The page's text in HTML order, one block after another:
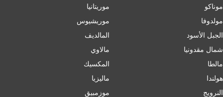
موناكو
مولدوفا
الجبل الأسود
شمال مقدونيا
مالطا
هولندا
النرويج
موريتانيا
موريشيوس
المالديف
مالاوي
المكسيك
ماليزيا
موزمبيق